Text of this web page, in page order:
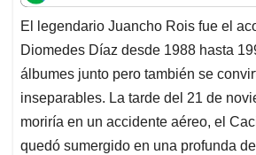
t
s
A
p
p
e
b
o
o
k
k
e
d
I
n
i
l
e
a
d
s
El legendario Juancho Rois fue el
Diomedes Díaz desde 1988 hasta
álbumes junto pero también se
inseparables. La tarde del 21 de
moriría en un accidente aéreo, el
quedó sumergido en una profunda